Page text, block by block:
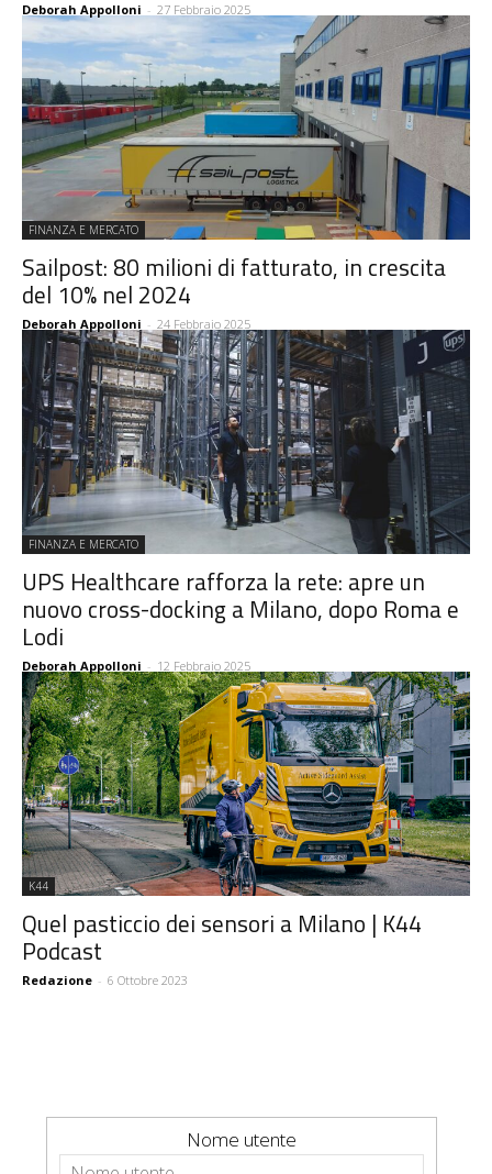
Deborah Appolloni - 27 Febbraio 2025
FINANZA E MERCATO
Sailpost: 80 milioni di fatturato, in crescita
del 10% nel 2024
Deborah Appolloni - 24 Febbraio 2025
FINANZA E MERCATO
UPS Healthcare rafforza la rete: apre un
nuovo cross-docking a Milano, dopo Roma e
Lodi
Deborah Appolloni - 12 Febbraio 2025
K44
Quel pasticcio dei sensori a Milano | K44
Podcast
Redazione - 6 Ottobre 2023
Nome utente